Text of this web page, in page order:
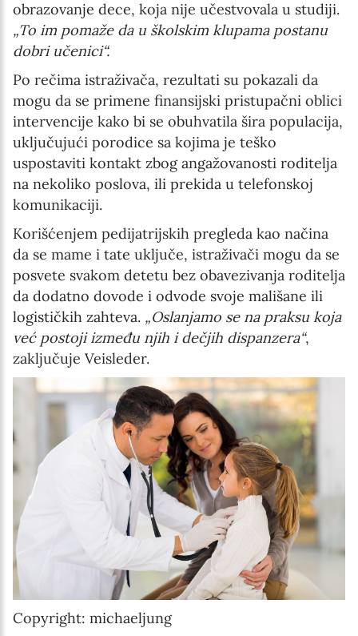
obrazovanje dece, koja nije učestvovala u studiji.
„To im pomaže da u školskim klupama postanu
dobri učenici“.
Po rečima istraživača, rezultati su pokazali da
mogu da se primene finansijski pristupačni oblici
intervencije kako bi se obuhvatila šira populacija,
uključujući porodice sa kojima je teško
uspostaviti kontakt zbog angažovanosti roditelja
na nekoliko poslova, ili prekida u telefonskoj
komunikaciji.
Korišćenjem pedijatrijskih pregleda kao načina
da se mame i tate uključe, istraživači mogu da se
posvete svakom detetu bez obavezivanja roditelja
da dodatno dovode i odvode svoje mališane ili
logističkih zahteva. „Oslanjamo se na praksu koja
već postoji između njih i dečjih dispanzera“,
zaključuje Veisleder.
Copyright: michaeljung